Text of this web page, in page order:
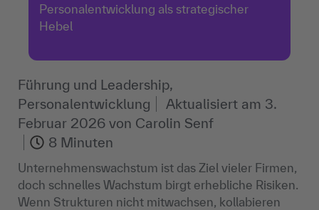
Personalentwicklung als strategischer
Hebel
Führung und Leadership,
Personalentwicklung
Aktualisiert am 3.
Februar 2026 von Carolin Senf
8 Minuten
Unternehmenswachstum ist das Ziel vieler Firmen,
doch schnelles Wachstum birgt erhebliche Risiken.
Wenn Strukturen nicht mitwachsen, kollabieren